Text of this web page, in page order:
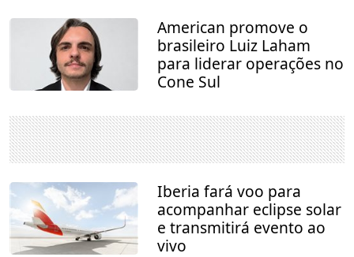
American promove o
brasileiro Luiz Laham
para liderar operações no
Cone Sul
Iberia fará voo para
acompanhar eclipse solar
e transmitirá evento ao
vivo